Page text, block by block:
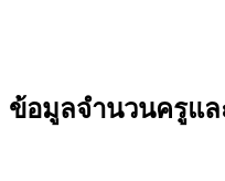
ข้อมูลจำนวนครูแล